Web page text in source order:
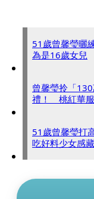
51歲曾馨瑩曬
為是16歲女兒
曾馨瑩拎「
禮！ 桃紅華
51歲曾馨瑩打
吃好料少女感